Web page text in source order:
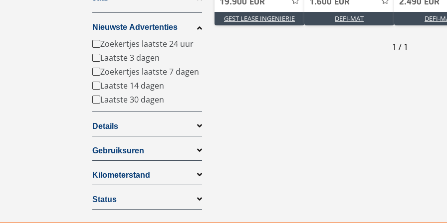
Nieuwste Advertenties
Zoekertjes laatste 24 uur
Laatste 3 dagen
Zoekertjes laatste 7 dagen
Laatste 14 dagen
Laatste 30 dagen
Details
Gebruiksuren
Kilometerstand
Status
19.900 EUR
GEST LEASE INGENIERIE
1.600 EUR
DEFI-MAT
2.490 EUR
DEFI-
1 / 1